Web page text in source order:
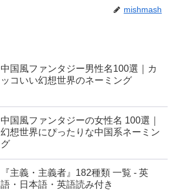
mishmash
中国風ファンタジー男性名100選｜カ
ッコいい幻想世界のネーミング
中国風ファンタジーの女性名 100選｜
幻想世界にぴったりな中国系ネーミン
グ
『主義・主義者』182種類 一覧 - 英
語・日本語・英語読み付き